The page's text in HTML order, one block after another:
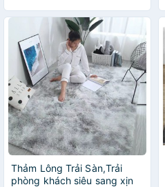
Thảm Lông Trải Sàn,Trải
phòng khách siêu sang xịn